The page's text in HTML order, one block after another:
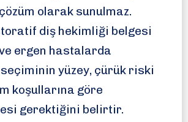
olarak sunulmaz.
diş hekimliği belgesi
ergen hastalarda
yüzey, çürük riski
koşullarına göre
gerektiğini belirtir.